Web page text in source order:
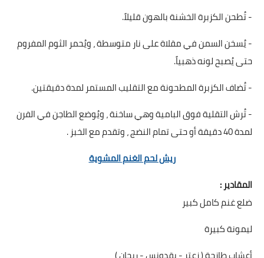
- تُطحن الكزبرة الخشنة بالهون قليلاً.
- يُسخن السمن في مقلاة على نار متوسطة ، ويُحمر الثوم المفروم
حتى يُصبح لونه ذهبياً.
- تُضاف الكزبرة المطحونة مع التقليب المستمر لمدة دقيقتين.
- تُرش التقلية فوق البامية وهي ساخنة ، ويُوضع الطاجن في الفرن
لمدة 40 دقيقة أو حتى تمام النضج ، وتقدم مع الخبز .
ريش لحم الغنم المشوية
المقادير :
ضلع غنم كامل كبير
ليمونة كبيرة